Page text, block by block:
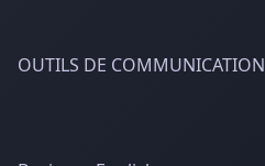
OUTILS DE COMMUNICATION